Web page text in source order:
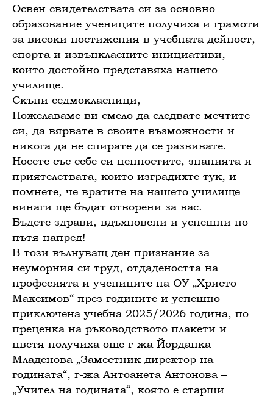
Освен свидетелствата си за основно
образование учениците получиха и грамоти
за високи постижения в учебната дейност,
спорта и извънкласните инициативи,
които достойно представяха нашето
училище.
Скъпи седмокласници,
Пожелаваме ви смело да следвате мечтите
си, да вярвате в своите възможности и
никога да не спирате да се развивате.
Носете със себе си ценностите, знанията и
приятелствата, които изградихте тук, и
помнете, че вратите на нашето училище
винаги ще бъдат отворени за вас.
Бъдете здрави, вдъхновени и успешни по
пътя напред!
В този вълнуващ ден признание за
неуморния си труд, отдадеността на
професията и учениците на ОУ „Христо
Максимов“ през годините и успешно
приключена учебна 2025/2026 година, по
преценка на ръководството плакети и
цветя получиха още г-жа Йорданка
Младенова „Заместник директор на
годината“, г-жа Антоанета Антонова –
„Учител на годината“, която е старши